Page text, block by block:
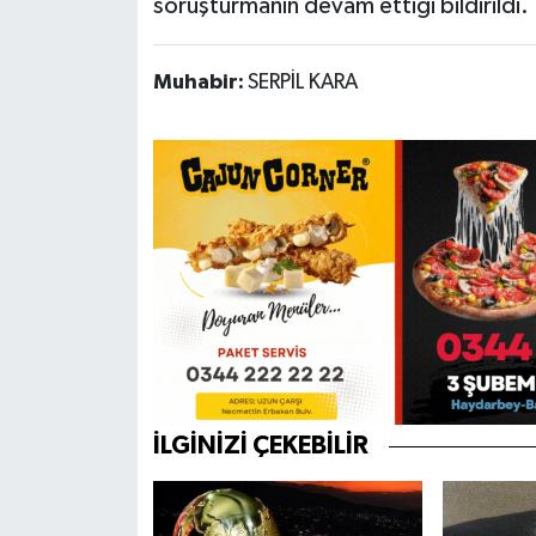
soruşturmanın devam ettiği bildirildi.
Muhabir: SERPİL KARA